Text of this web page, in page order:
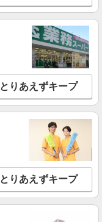
とりあえずキープ
とりあえずキープ